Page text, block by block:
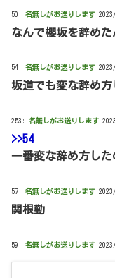
50: 名無しがお送りします
なんで櫻坂を辞めた
54: 名無しがお送りします
坂道でも変な辞め
253: 名無しがお送りします
>>54
一番変な辞め方した
57: 名無しがお送りします
関根勤
59: 名無しがお送りします